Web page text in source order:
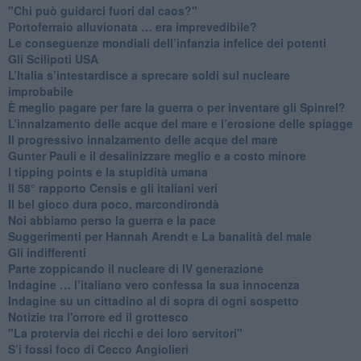
"Chi può guidarci fuori dal caos?"
​Portoferraio alluvionata … era imprevedibile?
Le conseguenze mondiali dell’infanzia infelice dei potenti
​Gli Scilipoti USA
L’Italia s’intestardisce a sprecare soldi sul nucleare
improbabile
È meglio pagare per fare la guerra o per inventare gli Spinrel?
​L’innalzamento delle acque del mare e l’erosione delle spiagge
​Il progressivo innalzamento delle acque del mare
​Gunter Pauli e il desalinizzare meglio e a costo minore
I tipping points e la stupidità umana
​Il 58° rapporto Censis e gli italiani veri
​Il bel gioco dura poco, marcondirondà
Noi abbiamo perso la guerra e la pace
Suggerimenti per Hannah Arendt e La banalità del male
​Gli indifferenti
Parte zoppicando il nucleare di IV generazione
​Indagine … l’italiano vero confessa la sua innocenza
Indagine su un cittadino al di sopra di ogni sospetto
Notizie tra l'orrore ed il grottesco
"La protervia dei ricchi e dei loro servitori"
S’i fossi foco di Cecco Angiolieri